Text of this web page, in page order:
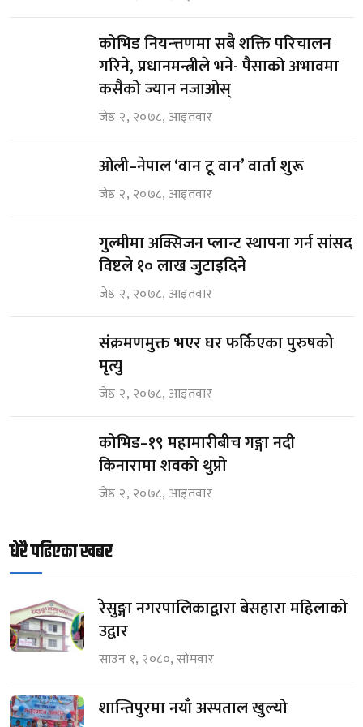
कोभिड नियन्त्तणमा सबै शक्ति परिचालन
गरिने, प्रधानमन्त्रीले भने- पैसाको अभावमा
कसैको ज्यान नजाओस्
जेष्ठ २, २०७८, आइतवार
ओली–नेपाल ‘वान टू वान’ वार्ता शुरू
जेष्ठ २, २०७८, आइतवार
गुल्मीमा अक्सिजन प्लान्ट स्थापना गर्न सांसद
विष्टले १० लाख जुटाइदिने
जेष्ठ २, २०७८, आइतवार
संक्रमणमुक्त भएर घर फर्किएका पुरुषको
मृत्यु
जेष्ठ २, २०७८, आइतवार
कोभिड–१९ महामारीबीच गङ्गा नदी
किनारामा शवको थुप्रो
जेष्ठ २, २०७८, आइतवार
धेरै पढिएका खबर
रेसुङ्गा नगरपालिकाद्वारा बेसहारा महिलाको
उद्वार
साउन १, २०८०, सोमवार
शान्तिपुरमा नयाँ अस्पताल खुल्यो